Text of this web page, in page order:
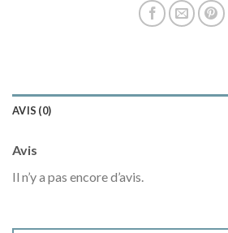
AVIS (0)
Avis
Il n’y a pas encore d’avis.